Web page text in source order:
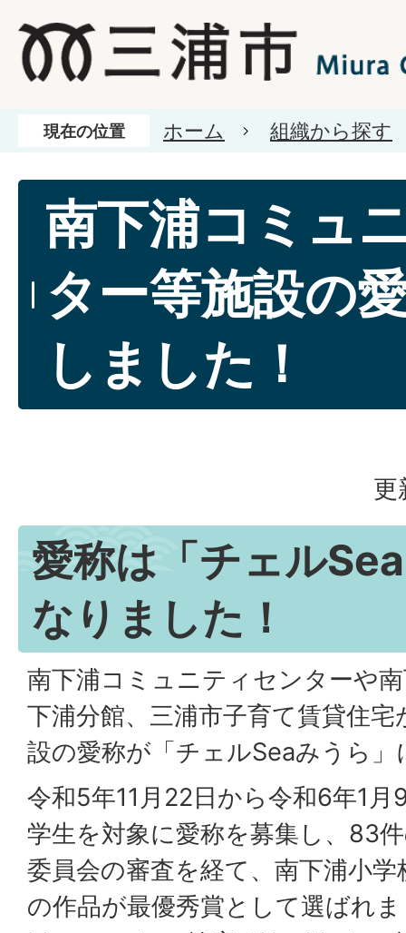
現在の位置 ホーム 組織から探す
南下浦コミュ
ター等施設の
しました！
更
愛称は「チェル
なりました！
南下浦コミュニティセンターや
下浦分館、三浦市子育て賃貸住
設の愛称が「チェルSeaみうら
令和5年11月22日から令和6年1月
学生を対象に愛称を募集し、83
委員会の審査を経て、南下浦小
の作品が最優秀賞として選ばれ